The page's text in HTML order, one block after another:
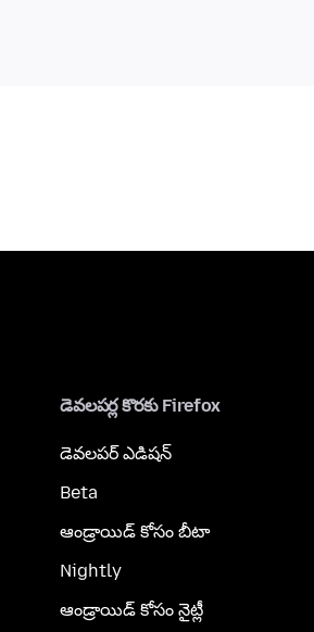
డెవలపర్ల కొరకు Firefox
డెవలపర్ ఎడిషన్
Beta
ఆండ్రాయిడ్ కోసం బీటా
Nightly
ఆండ్రాయిడ్ కోసం నైట్లీ